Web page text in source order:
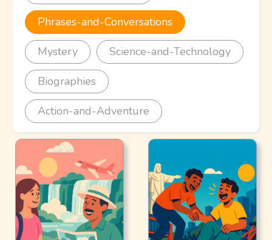
Phrases-and-Conversations
Mystery Science-and-Technology
Biographies
Action-and-Adventure